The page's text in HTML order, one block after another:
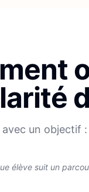
avec un
élève suit un